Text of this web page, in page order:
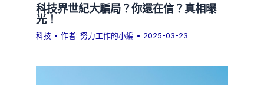
科技界世紀大騙局？你還在信？真相曝
光！
科技 • 作者:努力工作的小編 • 2025-03-23